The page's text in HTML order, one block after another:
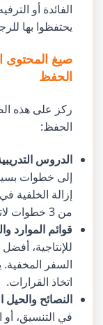
الفائدة أو
يحتفظوا بها
صيغ المحتوى
الحفظ
ركز على هذه
الحفظ:
الدروس
إلى خطوات
من 3 خطوات لاتجاه قهوة فيروسي."
قوائم الموارد
للإنتاجية،
السفر
اتخاذ القرارات.
النصائح والحيل
في التنسيق، أو